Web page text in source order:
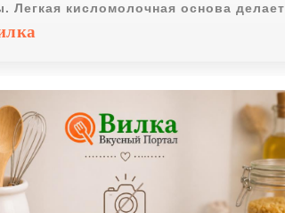
Легкая кисломолочная основа делает
ярким и очень домашним.